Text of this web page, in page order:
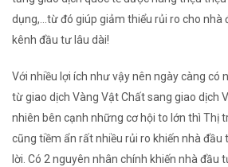
dụng,...từ đó giúp giảm thiểu rủi ro cho nhà
kênh đầu tư lâu dài!
Với nhiều lợi ích như vậy nên ngày càng có
từ giao dịch Vàng Vật Chất sang giao dịch
nhiên bên cạnh những cơ hội to lớn thì Thị
cũng tiềm ẩn rất nhiều rủi ro khiến nhà đầu
lời. Có 2 nguyên nhân chính khiến nhà đầu